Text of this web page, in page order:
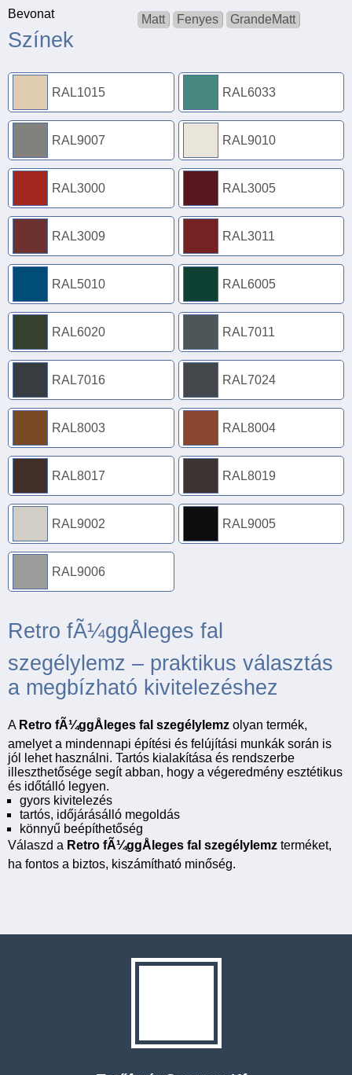
Bevonat
Matt Fenyes GrandeMatt
Színek
RAL1015 RAL6033
RAL9007 RAL9010
RAL3000 RAL3005
RAL3009 RAL3011
RAL5010 RAL6005
RAL6020 RAL7011
RAL7016 RAL7024
RAL8003 RAL8004
RAL8017 RAL8019
RAL9002 RAL9005
RAL9006
Retro fÃ¼ggÅleges fal
szegélylemz – praktikus választás
a megbízható kivitelezéshez
A Retro fÃ¼ggÅleges fal szegélylemz olyan termék,
amelyet a mindennapi építési és felújítási munkák során is
jól lehet használni. Tartós kialakítása és rendszerbe
illeszthetősége segít abban, hogy a végeredmény esztétikus
és időtálló legyen.
gyors kivitelezés
tartós, időjárásálló megoldás
könnyű beépíthetőség
Válaszd a Retro fÃ¼ggÅleges fal szegélylemz terméket,
ha fontos a biztos, kiszámítható minőség.